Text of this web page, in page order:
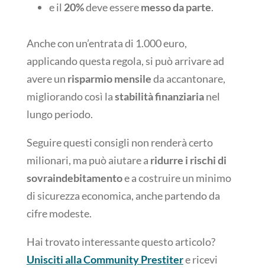
e il 20%deve esseremesso da parte.
Anche con un’entrata di 1.000 euro,
applicando questa regola, si può arrivare ad
avere un risparmio mensileda accantonare,
migliorando così lastabilità finanziarianel
lungo periodo.
Seguire questi consigli non renderà certo
milionari, ma può aiutare a ridurre i rischi di
sovraindebitamentoe a costruire un minimo
di sicurezza economica, anche partendo da
cifre modeste.
Hai trovato interessante questo articolo?
Unisciti alla Community Prestitere ricevi